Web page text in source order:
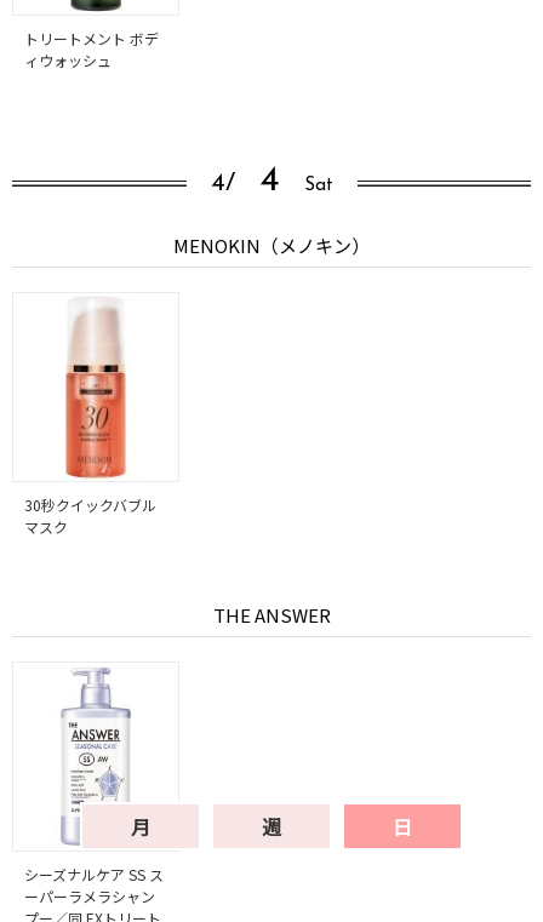
月 週 日
トリートメント ボデ
ィウォッシュ
4/ 4 Sat
MENOKIN（メノキン）
30秒クイックバブル
マスク
THE ANSWER
シーズナルケア SS ス
ーパーラメラシャン
プー／同 EXトリート